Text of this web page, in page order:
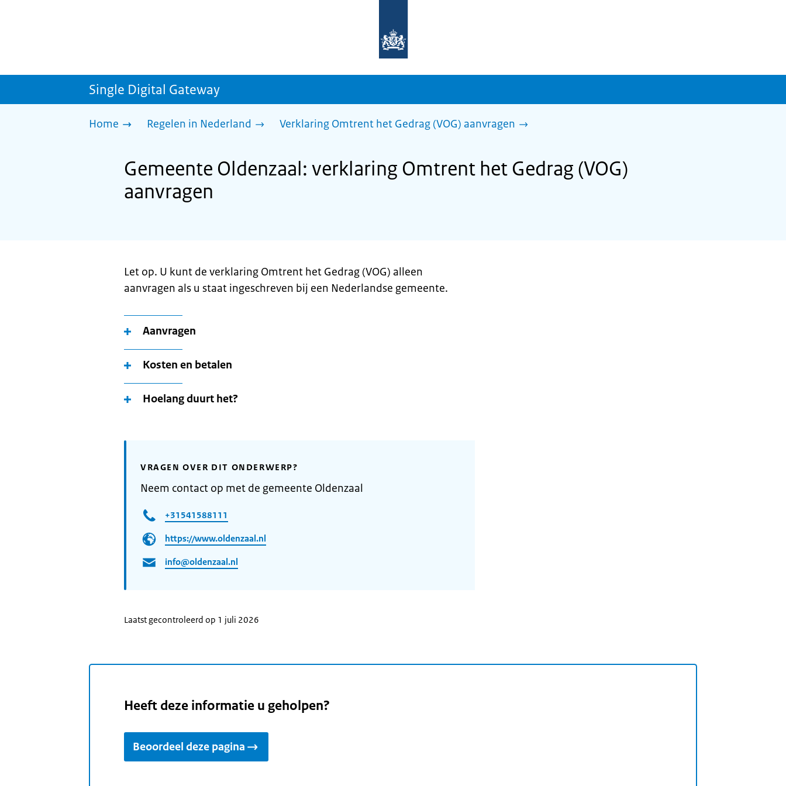
homepage
sdg.rijksoverheid.nl
Single Digital Gateway
Home Regelen in Nederland Verklaring Omtrent het Gedrag (VOG) aanvragen
Gemeente Oldenzaal: verklaring Omtrent het Gedrag (VOG)
aanvragen
Let op. U kunt de verklaring Omtrent het Gedrag (VOG) alleen
aanvragen als u staat ingeschreven bij een Nederlandse gemeente.
Aanvragen
Kosten en betalen
Hoelang duurt het?
VRAGEN OVER DIT ONDERWERP?
Neem contact op met de gemeente Oldenzaal
+31541588111
https://www.oldenzaal.nl
info@oldenzaal.nl
Laatst gecontroleerd op 1 juli 2026
Heeft deze informatie u geholpen?
Beoordeel deze pagina